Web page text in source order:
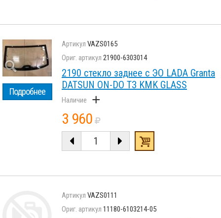
Подробнее
VAZS0165
21900-6303014
2190 стекло заднее с ЭО LADA Granta
DATSUN ON-DO ТЗ KMK GLASS
+
3 960
VAZS0111
11180-6103214-05